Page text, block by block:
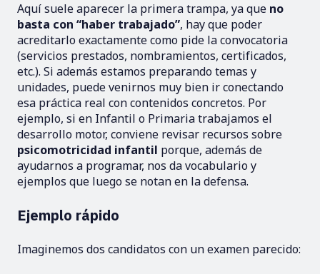
Aquí suele aparecer la primera trampa, ya que no
basta con “haber trabajado”, hay que poder
acreditarlo exactamente como pide la convocatoria
(servicios prestados, nombramientos, certificados,
etc.). Si además estamos preparando temas y
unidades, puede venirnos muy bien ir conectando
esa práctica real con contenidos concretos. Por
ejemplo, si en Infantil o Primaria trabajamos el
desarrollo motor, conviene revisar recursos sobre
psicomotricidad infantil porque, además de
ayudarnos a programar, nos da vocabulario y
ejemplos que luego se notan en la defensa.
Ejemplo rápido
Imaginemos dos candidatos con un examen parecido: